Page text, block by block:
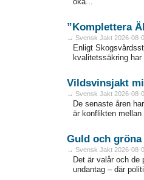
”Komplettera
→ Svensk Jakt 2026-08-
Enligt
kvalitetssäkring
Vildsvinsjakt
→ Svensk Jakt 2026-08-
De senaste åren
är konflikten
Guld och
→ Svensk Jakt 2026-08-
Det är valår och de
undantag – där